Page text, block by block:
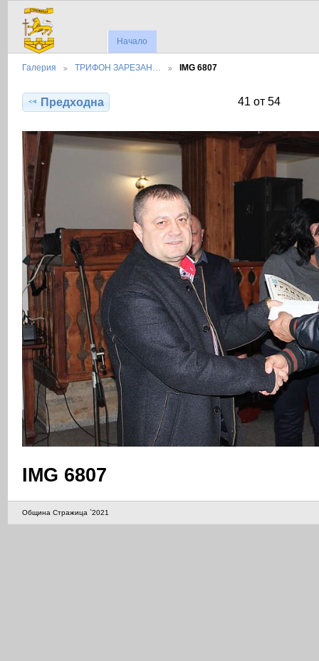
Начало
Галерия ТРИФОН ЗАРЕЗАН… IMG 6807
Предходна 41 от 54
IMG 6807
Община Стражица `2021